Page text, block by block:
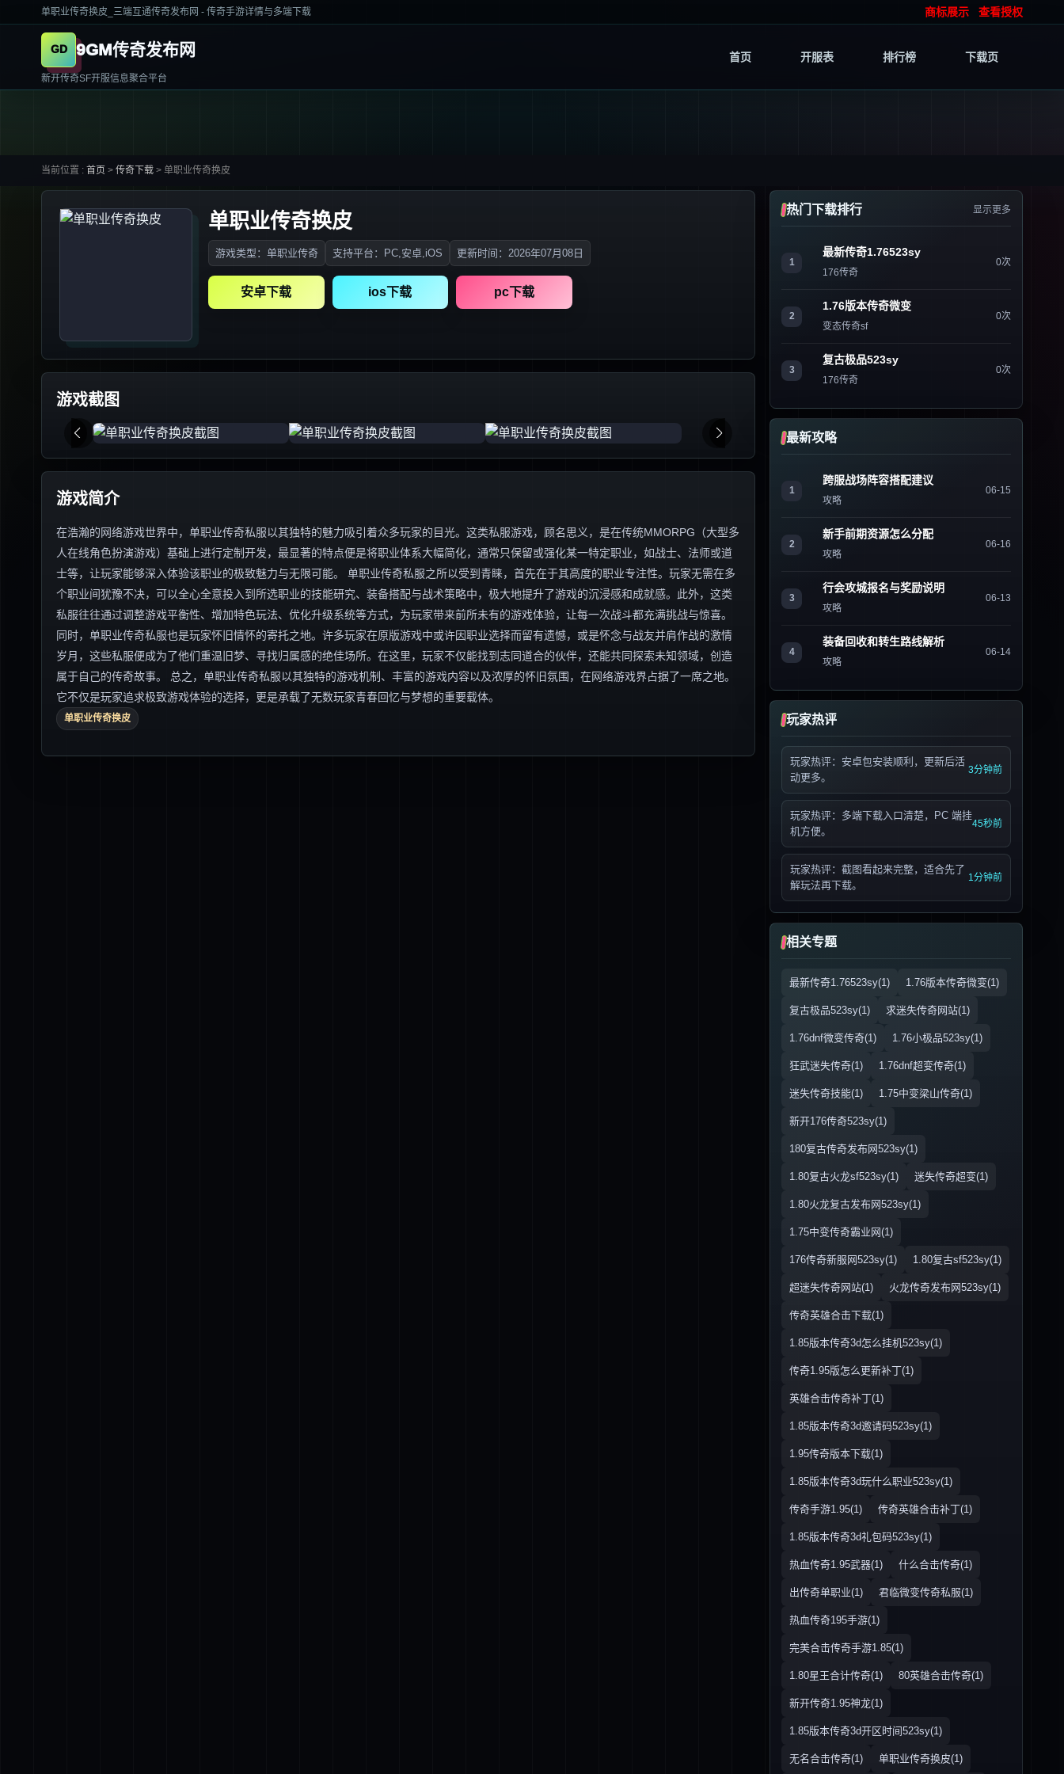
单职业传奇换皮_三端互通传奇发布网 - 传奇手游详情与多端下载 商标展示 查看授权
9GM传奇发布网
新开传奇SF开服信息聚合平台
首页 开服表 排行榜 下载页
当前位置 : 首页 > 传奇下载 > 单职业传奇换皮
单职业传奇换皮
游戏类型：单职业传奇 支持平台：PC,安卓,iOS 更新时间：2026年07月08日
安卓下载 ios下载 pc下载
游戏截图
游戏简介
在浩瀚的网络游戏世界中，单职业传奇私服以其独特的魅力吸引着众多玩家的目光。这类私服游戏，顾名思义，是在传统MMORPG（大型多
人在线角色扮演游戏）基础上进行定制开发，最显著的特点便是将职业体系大幅简化，通常只保留或强化某一特定职业，如战士、法师或道
士等，让玩家能够深入体验该职业的极致魅力与无限可能。 单职业传奇私服之所以受到青睐，首先在于其高度的职业专注性。玩家无需在多
个职业间犹豫不决，可以全心全意投入到所选职业的技能研究、装备搭配与战术策略中，极大地提升了游戏的沉浸感和成就感。此外，这类
私服往往通过调整游戏平衡性、增加特色玩法、优化升级系统等方式，为玩家带来前所未有的游戏体验，让每一次战斗都充满挑战与惊喜。
同时，单职业传奇私服也是玩家怀旧情怀的寄托之地。许多玩家在原版游戏中或许因职业选择而留有遗憾，或是怀念与战友并肩作战的激情
岁月，这些私服便成为了他们重温旧梦、寻找归属感的绝佳场所。在这里，玩家不仅能找到志同道合的伙伴，还能共同探索未知领域，创造
属于自己的传奇故事。 总之，单职业传奇私服以其独特的游戏机制、丰富的游戏内容以及浓厚的怀旧氛围，在网络游戏界占据了一席之地。
它不仅是玩家追求极致游戏体验的选择，更是承载了无数玩家青春回忆与梦想的重要载体。
单职业传奇换皮
热门下载排行 显示更多
1
最新传奇1.76523sy
176传奇
0次
2
1.76版本传奇微变
变态传奇sf
0次
3
复古极品523sy
176传奇
0次
最新攻略
1
跨服战场阵容搭配建议
攻略
06-15
2
新手前期资源怎么分配
攻略
06-16
3
行会攻城报名与奖励说明
攻略
06-13
4
装备回收和转生路线解析
攻略
06-14
玩家热评
玩家热评：安卓包安装顺利，更新后活
动更多。
3分钟前
玩家热评：多端下载入口清楚，PC 端挂
机方便。
45秒前
玩家热评：截图看起来完整，适合先了
解玩法再下载。
1分钟前
相关专题
最新传奇1.76523sy(1) 1.76版本传奇微变(1)
复古极品523sy(1) 求迷失传奇网站(1)
1.76dnf微变传奇(1) 1.76小极品523sy(1)
狂武迷失传奇(1) 1.76dnf超变传奇(1)
迷失传奇技能(1) 1.75中变梁山传奇(1)
新开176传奇523sy(1)
180复古传奇发布网523sy(1)
1.80复古火龙sf523sy(1) 迷失传奇超变(1)
1.80火龙复古发布网523sy(1)
1.75中变传奇霸业网(1)
176传奇新服网523sy(1) 1.80复古sf523sy(1)
超迷失传奇网站(1) 火龙传奇发布网523sy(1)
传奇英雄合击下载(1)
1.85版本传奇3d怎么挂机523sy(1)
传奇1.95版怎么更新补丁(1)
英雄合击传奇补丁(1)
1.85版本传奇3d邀请码523sy(1)
1.95传奇版本下载(1)
1.85版本传奇3d玩什么职业523sy(1)
传奇手游1.95(1) 传奇英雄合击补丁(1)
1.85版本传奇3d礼包码523sy(1)
热血传奇1.95武器(1) 什么合击传奇(1)
出传奇单职业(1) 君临微变传奇私服(1)
热血传奇195手游(1)
完美合击传奇手游1.85(1)
1.80星王合计传奇(1) 80英雄合击传奇(1)
新开传奇1.95神龙(1)
1.85版本传奇3d开区时间523sy(1)
无名合击传奇(1) 单职业传奇换皮(1)